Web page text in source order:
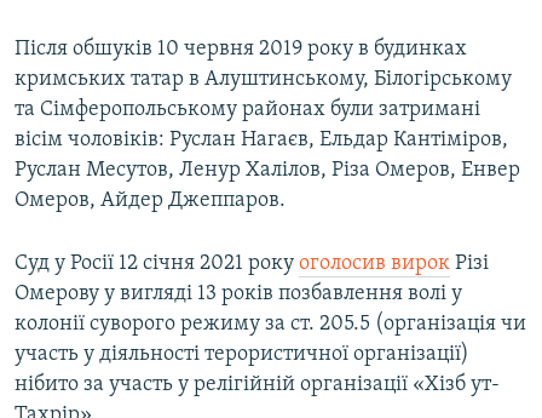
Після обшуків 10 червня 2019 року в будинках
кримських татар в Алуштинському, Білогірському
та Сімферопольському районах були затримані
вісім чоловіків: Руслан Нагаєв, Ельдар Кантіміров,
Руслан Месутов, Ленур Халілов, Різа Омеров, Енвер
Омеров, Айдер Джеппаров.
Суд у Росії 12 січня 2021 року оголосив вирок Різі
Омерову у вигляді 13 років позбавлення волі у
колонії суворого режиму за ст. 205.5 (організація чи
участь у діяльності терористичної організації)
нібито за участь у релігійній організації «Хізб ут-